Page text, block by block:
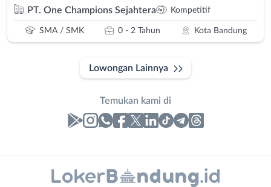
PT. One Champions Sejahtera Kompetitif
SMA / SMK 0 - 2 Tahun Kota Bandung
Lowongan Lainnya
Temukan kami di
Lowongan